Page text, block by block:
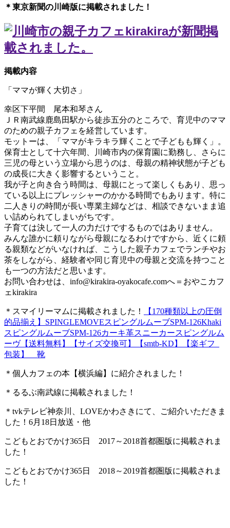
＊東京新聞の川崎版に掲載されました！
掲載内容
「ママが輝く大切さ」
幸区下平間 尾本和琴さん
ＪＲ南武線鹿島田駅から徒歩五分のところで、育児中のママ
のための親子カフェを経営しています。
モットーは、「ママがキラキラ輝くことで子どもも輝く」。
保育士として十六年間、川崎市内の保育園に勤務し、さらに
三児の母という立場から思うのは、母親の精神状態が子ども
の成長に大きく影響するということ。
我が子と向き合う時間は、母親にとって楽しくもあり、思っ
ている以上にプレッシャーのかかる時間でもあります。特に
二人きりの時間が長い専業主婦などは、相談できないまま追
い詰められてしまいがちです。
子育ては決して一人の力だけでするものではありません。
みんな誰かに頼りながら母親になるわけですから、近くに頼
る親類などがいなければ、こうした親子カフェでランチやお
茶をしながら、経験者や同じ育児中の母親と交流を持つこと
も一つの方法だと思います。
お問い合わせは、 info@kirakira-oyakocafe.comへ＝おやこカフ
ェkirakira
＊スマイリーマムに掲載されました！
【170種類以上の圧倒
的品揃え】SPINGLEMOVEスピングルムーブSPM-126Khaki
スピングルムーブSPM-126カーキ革スニーカースピングルム
ーヴ【送料無料】【サイズ交換可】【smtb-KD】【楽ギフ_
包装】 靴
＊個人カフェの本【横浜編】に紹介されました！
＊るるぶ南武線に掲載されました！
＊tvkテレビ神奈川、LOVEかわさきにて、ご紹介いただきま
した！6月18日放送・他
こどもとおでかけ365日 2017～2018首都圏版に掲載されま
した！
こどもとおでかけ365日 2018～2019首都圏版に掲載されま
した！